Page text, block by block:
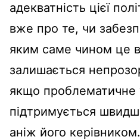
адекватність цієї
вже про те, чи
яким саме чином це
залишається
якщо проблематичне
підтримується
аніж його керівником.